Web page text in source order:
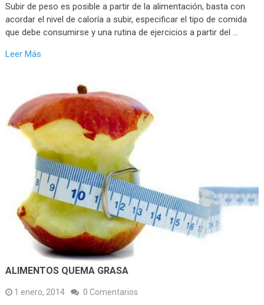
Subir de peso es posible a partir de la alimentación, basta con
acordar el nivel de caloría a subir, especificar el tipo de comida
que debe consumirse y una rutina de ejercicios a partir del …
Leer Más
ALIMENTOS QUEMA GRASA
1 enero, 2014 0 Comentarios